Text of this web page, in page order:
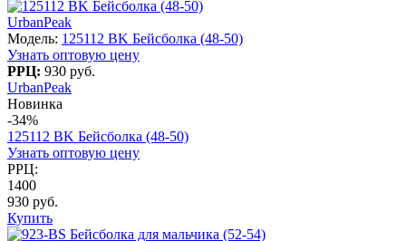
UrbanPeak
Модель: 125112 BK Бейсболка (48-50)
Узнать оптовую цену
РРЦ: 930 руб.
UrbanPeak
Новинка
-34%
125112 BK Бейсболка (48-50)
Узнать оптовую цену
РРЦ:
1400
930 руб.
Купить